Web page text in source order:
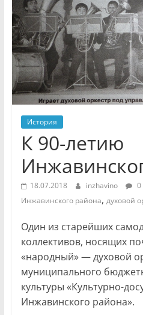
История
К 90-летию
18.07.2018 inzhavino 0
Инжавинского района, духовой
Один из старейших
коллективов, носящих
«народный» — духовой
муниципального
культуры «Культурно-
Инжавинского района».